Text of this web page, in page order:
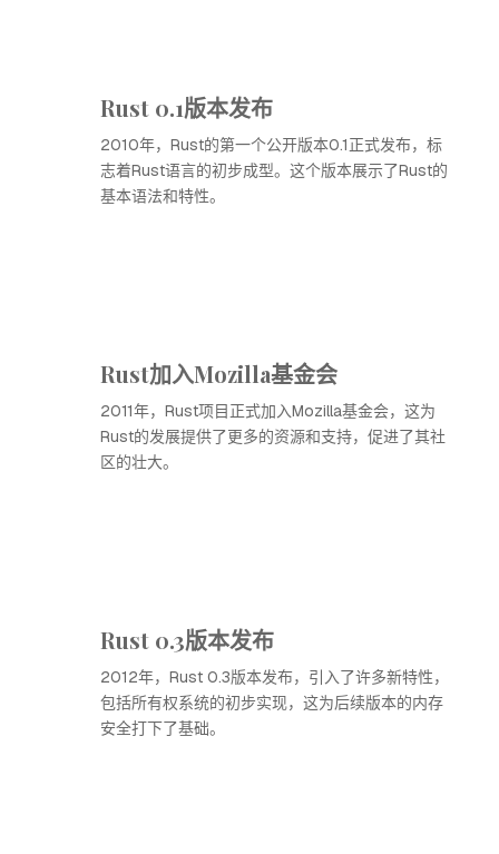
Rust 0.1版本发布
2010年，Rust的第一个公开版本0.1正式发布，标
志着Rust语言的初步成型。这个版本展示了Rust的
基本语法和特性。
Rust加入Mozilla基金会
2011年，Rust项目正式加入Mozilla基金会，这为
Rust的发展提供了更多的资源和支持，促进了其社
区的壮大。
Rust 0.3版本发布
2012年，Rust 0.3版本发布，引入了许多新特性，
包括所有权系统的初步实现，这为后续版本的内存
安全打下了基础。